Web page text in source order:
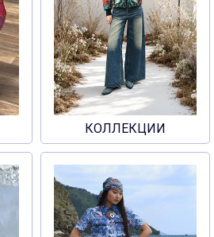
КОЛЛЕКЦИИ